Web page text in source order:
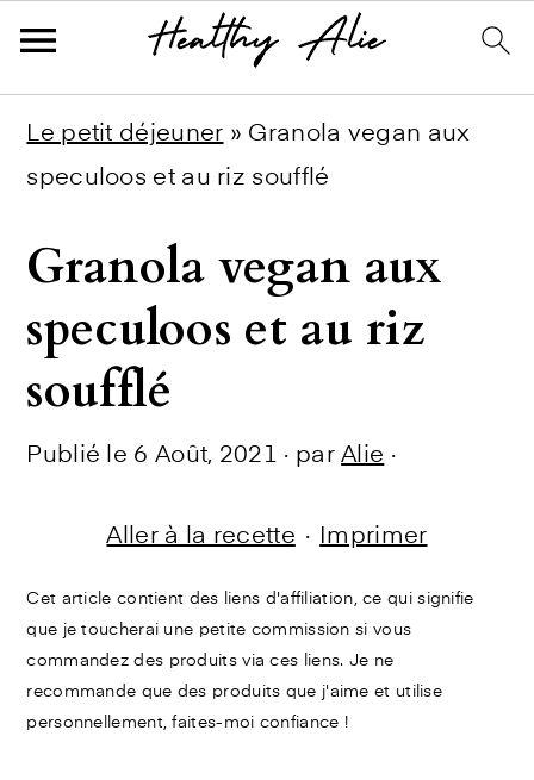
navigation
content
sidebar
Le petit déjeuner » Granola vegan aux
speculoos et au riz soufflé
Granola vegan aux
speculoos et au riz
soufflé
Publié le 6 Août, 2021 · parAlie ·
Aller à la recette · Imprimer
Cet article contient des liens d'affiliation, ce qui signifie
que je toucherai une petite commission si vous
commandez des produits via ces liens. Je ne
recommande que des produits que j'aime et utilise
personnellement, faites-moi confiance !